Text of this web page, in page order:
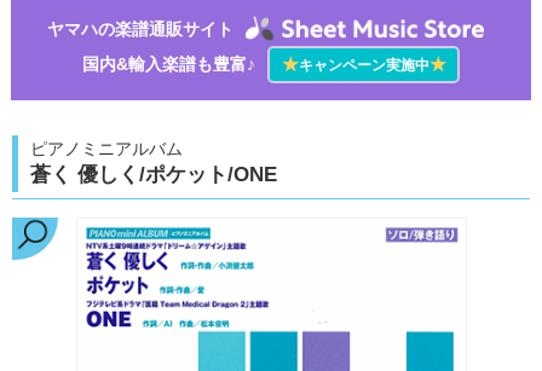
ヤマハの楽譜通販サイト
国内&輸入楽譜も豊富♪
★キャンペーン実施中★
ピアノミニアルバム
蒼く 優しく/ポケット/ONE